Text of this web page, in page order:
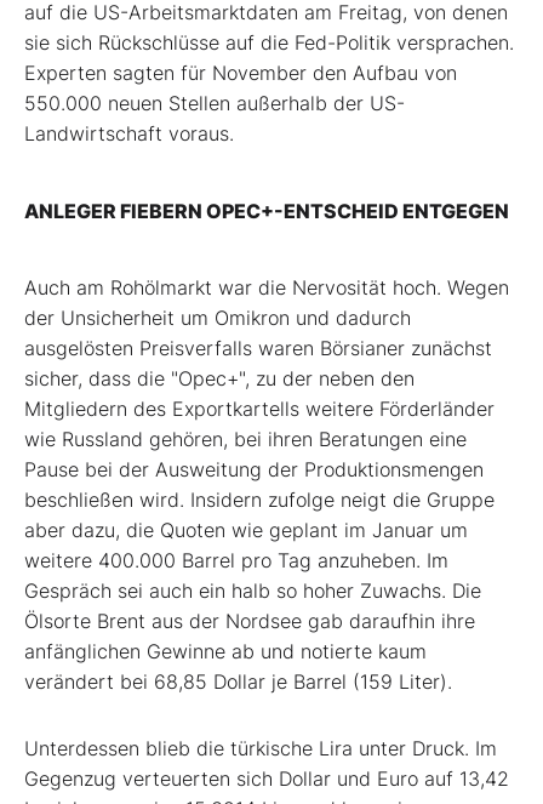
auf die US-Arbeitsmarktdaten am Freitag, von denen
sie sich Rückschlüsse auf die Fed-Politik versprachen.
Experten sagten für November den Aufbau von
550.000 neuen Stellen außerhalb der US-
Landwirtschaft voraus.
ANLEGER FIEBERN OPEC+-ENTSCHEID ENTGEGEN
Auch am Rohölmarkt war die Nervosität hoch. Wegen
der Unsicherheit um Omikron und dadurch
ausgelösten Preisverfalls waren Börsianer zunächst
sicher, dass die "Opec+", zu der neben den
Mitgliedern des Exportkartells weitere Förderländer
wie Russland gehören, bei ihren Beratungen eine
Pause bei der Ausweitung der Produktionsmengen
beschließen wird. Insidern zufolge neigt die Gruppe
aber dazu, die Quoten wie geplant im Januar um
weitere 400.000 Barrel pro Tag anzuheben. Im
Gespräch sei auch ein halb so hoher Zuwachs. Die
Ölsorte Brent aus der Nordsee gab daraufhin ihre
anfänglichen Gewinne ab und notierte kaum
verändert bei 68,85 Dollar je Barrel (159 Liter).
Unterdessen blieb die türkische Lira unter Druck. Im
Gegenzug verteuerten sich Dollar und Euro auf 13,42